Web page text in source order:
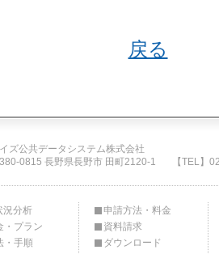
戻る
ズ公共データシステム株式会社
0815 長野県長野市 田町2120-1
【TEL】
況分析
・プラン
・手順
申請方法・料金
資料請求
ダウンロード